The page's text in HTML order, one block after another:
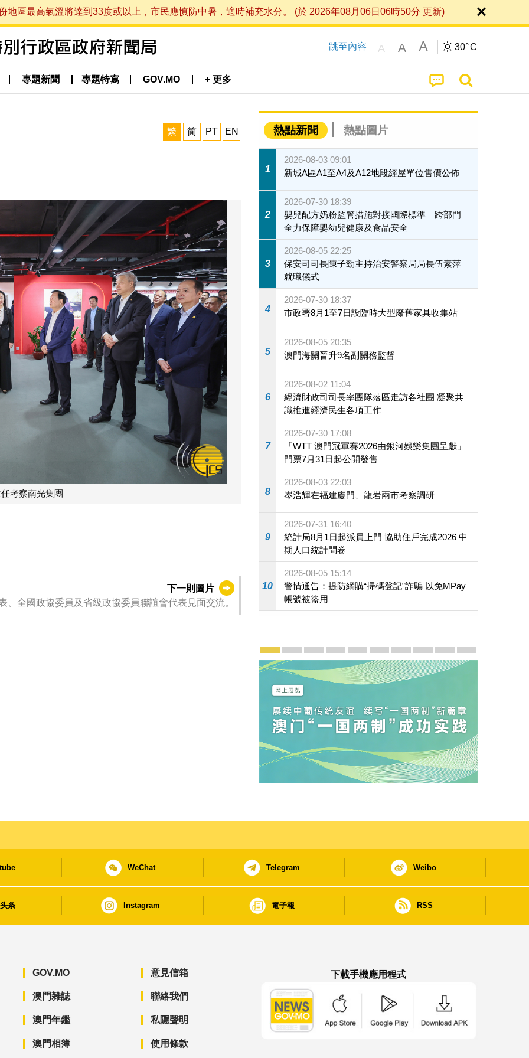
地區最高氣溫將達到33度或以上，市民應慎防中暑，適時補充水分。 (於 2026年08月06日06時50分 更新)
跳至內容 A A A 30°C
專題新聞 專題特寫 GOV.MO + 更多
繁 简 PT EN
考察南光集團
下一則圖片
、全國政協委員及省級政協委員聯誼會代表見面交流。
熱點新聞 熱點圖片
1
2026-08-03 09:01
新城A區A1至A4及A12地段經屋單位售價公佈
2
2026-07-30 18:39
嬰兒配方奶粉監管措施對接國際標準 跨部門
全力保障嬰幼兒健康及食品安全
3
2026-08-05 22:25
保安司司長陳子勁主持治安警察局局長伍素萍
就職儀式
4
2026-07-30 18:37
市政署8月1至7日設臨時大型廢舊家具收集站
5
2026-08-05 20:35
澳門海關晉升9名副關務監督
6
2026-08-02 11:04
經濟財政司司長率團隊落區走訪各社團 凝聚共
識推進經濟民生各項工作
7
2026-07-30 17:08
「WTT 澳門冠軍賽2026由銀河娛樂集團呈獻」
門票7月31日起公開發售
8
2026-08-03 22:03
岑浩輝在福建廈門、龍岩兩市考察調研
9
2026-07-31 16:40
統計局8月1日起派員上門 協助住戶完成2026 中
期人口統計問卷
10
2026-08-05 15:14
警情通告：提防網購“掃碼登記”詐騙 以免MPay
帳號被盜用
宣傳及推廣
賡續中葡傳統友誼 續寫“一國兩制”新篇章 — 澳門“一國
澳門名片集
行政長官岑浩輝11月18日發表2026年施政報
施政特寫澳門特別行政區經濟和社會發展第
橫琴粵澳深度合作區專題網站
施政小講堂
走進澳門澳門相簿2020
《澳门微视
WeChat Telegram Weibo
条 Instagram 電子報 RSS
GOV.MO
澳門雜誌
澳門年鑑
澳門相簿
意見信箱
聯絡我們
私隱聲明
使用條款
下載手機應用程式